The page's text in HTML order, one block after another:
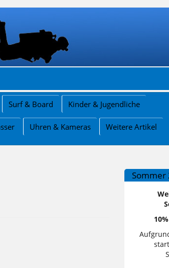
Surf & Board Kinder & Jugendliche
Uhren & Kameras Weitere Artikel
Sommer